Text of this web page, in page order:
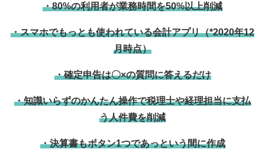
・80%の利用者が業務時間を50%以上削減
・スマホでもっとも使われている会計アプリ（*2020年12
月時点）
・確定申告は〇×の質問に答えるだけ
・知識いらずのかんたん操作で税理士や経理担当に支払
う人件費を削減
・決算書もボタン1つであっという間に作成